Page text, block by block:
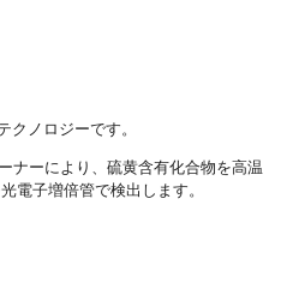
ノロジーです。
ナーにより、硫黄含有化合物を高温
電子増倍管で検出します。